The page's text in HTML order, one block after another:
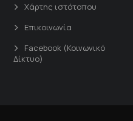
Χάρτης ιστότοπου
Επικοινωνία
Facebook (Κοινωνικό
Δίκτυο)